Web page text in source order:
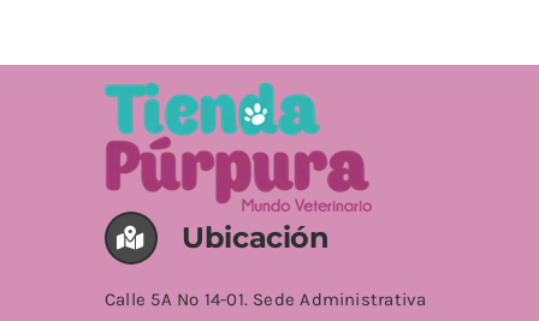
Ubicación
Calle 5A No 14-01. Sede Administrativa